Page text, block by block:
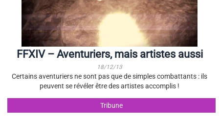
FFXIV – Aventuriers, mais artistes aussi
18/12/13
Certains aventuriers ne sont pas que de simples combattants : ils
peuvent se révéler être des artistes accomplis !
Tribune